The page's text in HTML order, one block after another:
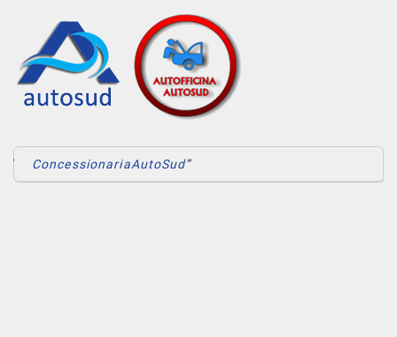
ConcessionariaAutoSud